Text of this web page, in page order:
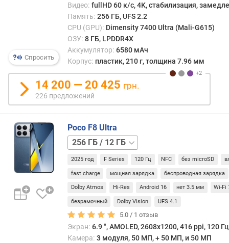
с
т
б
а
р
(
м
А
ч
Спросить
Видео: fullHD 60 к/с, 4K, стабилизация,
Память: 256 ГБ, UFS 2.2
CPU (GPU): Dimensity 7400 Ultra (Mali-G615)
ОЗУ: 8 ГБ, LPDDR4X
Аккумулятор: 6580 мАч
Корпус: пластик, 210 г, толщина 7.96 мм
14 200 — 20 425 грн.
226 предложений
Poco F8 Ultra
512 ГБ
/
12 ГБ512 ГБ
16 ГБ
2025 год F Series 120 Гц NFC без microSD
fast charge мощная зарядка беспроводная зарядка
Dolby Atmos Hi-Res Android 16 нет 3.5 мм Wi-Fi
безрамочный Dolby Vision UFS 4.1
5.0 / 1 отзыв
Экран: 6.9 ", AMOLED, 2608x1200, 416 ppi, 120 Гц
Камера: 3 модуля, 50 МП, + 50 МП, и 50 МП